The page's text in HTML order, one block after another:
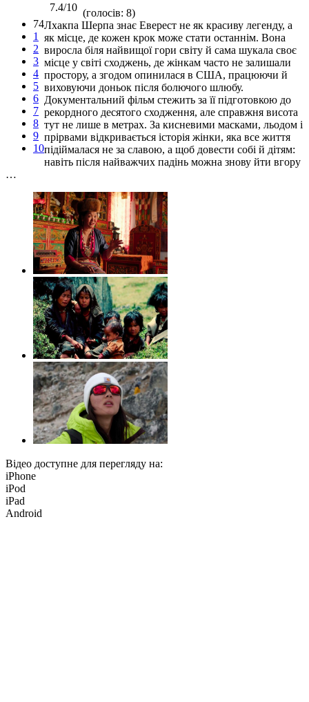
74
1
2
3
4
5
6
7
8
9
10
7.4/10 (голосів: 8)
Лхакпа Шерпа знає Еверест не як красиву легенду, а
як місце, де кожен крок може стати останнім. Вона
виросла біля найвищої гори світу й сама шукала своє
місце у світі сходжень, де жінкам часто не залишали
простору, а згодом опинилася в США, працюючи й
виховуючи доньок після болючого шлюбу.
Документальний фільм стежить за її підготовкою до
рекордного десятого сходження, але справжня висота
тут не лише в метрах. За кисневими масками, льодом і
прірвами відкривається історія жінки, яка все життя
підіймалася не за славою, а щоб довести собі й дітям:
навіть після найважчих падінь можна знову йти вгору
…
Відео доступне для перегляду на:
iPhone
iPod
iPad
Android